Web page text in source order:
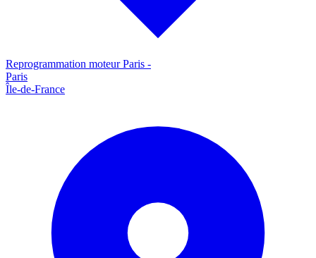
Reprogrammation moteurParis -
Paris
Île-de-France